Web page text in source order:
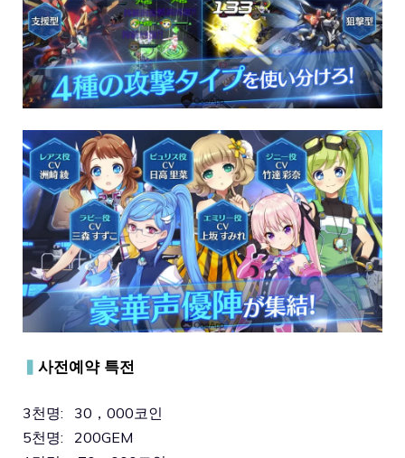
▍ 사전예약 특전
3천명: 30，000코인
5천명: 200GEM